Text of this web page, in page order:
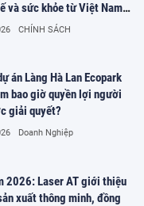
và sức khỏe từ Việt Nam
CHÍNH SÁCH
án Làng Hà Lan Ecopark
bao giờ quyền lợi người
giải quyết?
Doanh Nghiệp
2026: Laser AT giới thiệu
xuất thông minh, đồng